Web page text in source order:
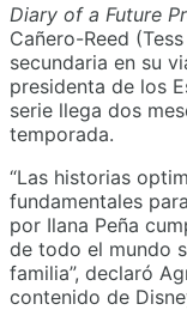
Diary of a Future
Cañero-Reed
secundaria en su
presidenta de los
serie llega dos
temporada.
“Las historias
fundamentales
por Ilana Peña
de todo el mundo
familia”, declaró
contenido de